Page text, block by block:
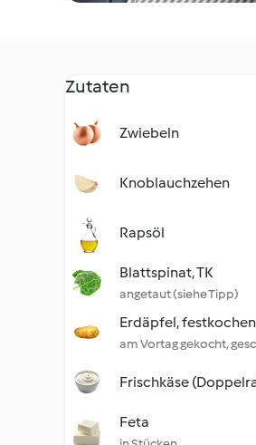
Zutaten
Zwiebeln
Knoblauchzehen
Rapsöl
Blattspinat, TK
angetaut (siehe Tipp)
Erdäpfel,
am Vortag gekocht,
Frischkäse
Feta